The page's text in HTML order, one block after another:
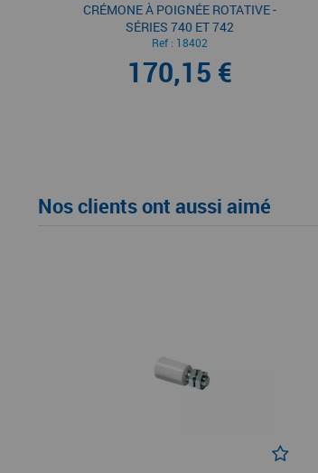
CRÉMONE À POIGNÉE ROTATIVE -
SÉRIES 740 ET 742
Ref : 18402
170,15 €
Nos clients ont aussi aimé